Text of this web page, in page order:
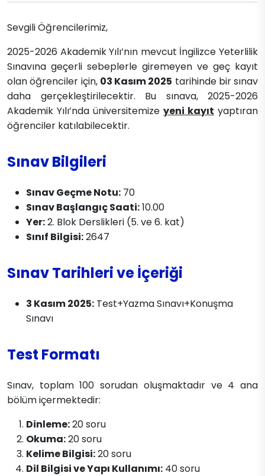
Sevgili Öğrencilerimiz,
2025-2026 Akademik Yılı’nın mevcut İngilizce Yeterlilik
Sınavına geçerli sebeplerle giremeyen ve geç kayıt
olan öğrenciler için, 03 Kasım 2025 tarihinde bir sınav
daha gerçekleştirilecektir. Bu sınava, 2025-2026
Akademik Yılı’nda üniversitemize yeni kayıt yaptıran
öğrenciler katılabilecektir.
Sınav Bilgileri
Sınav Geçme Notu: 70
Sınav Başlangıç Saati:10.00
Yer:2. Blok Derslikleri (5. ve 6. kat)
Sınıf Bilgisi:2647
Sınav Tarihleri ve İçeriği
3 Kasım 2025: Test+Yazma Sınavı+Konuşma
Sınavı
Test Formatı
Sınav, toplam 100 sorudan oluşmaktadır ve 4 ana
bölüm içermektedir:
Dinleme:20 soru
Okuma:20 soru
Kelime Bilgisi:20 soru
Dil Bilgisi ve Yapı Kullanımı: 40 soru